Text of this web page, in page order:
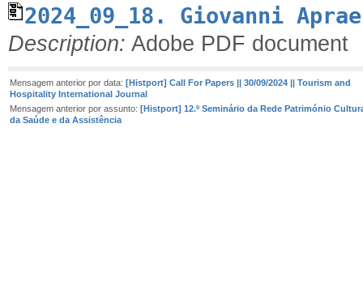
2024_09_18. Giovanni
Description: Adobe PDF document
Mensagem anterior por data: [Histport] Call For Papers || 30/09/2024 || Tourism and
Hospitality International Journal
Mensagem anterior por assunto: [Histport] 12.º Seminário da Rede Património
da Saúde e da Assistência